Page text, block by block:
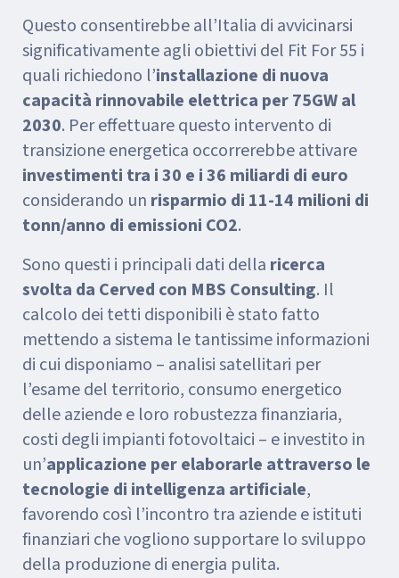
Questo consentirebbe all’Italia di avvicinarsi
significativamente agli obiettivi del Fit For 55 i
quali richiedono l’installazione di nuova
capacità rinnovabile elettrica per 75GW al
2030. Per effettuare questo intervento di
transizione energetica occorrerebbe attivare
investimenti tra i 30 e i 36 miliardi di euro
considerando un risparmio di 11-14 milioni di
tonn/anno di emissioni CO2.
Sono questi i principali dati della ricerca
svolta da Cerved con MBS Consulting. Il
calcolo dei tetti disponibili è stato fatto
mettendo a sistema le tantissime informazioni
di cui disponiamo – analisi satellitari per
l’esame del territorio, consumo energetico
delle aziende e loro robustezza finanziaria,
costi degli impianti fotovoltaici – e investito in
un’applicazione per elaborarle attraverso le
tecnologie di intelligenza artificiale,
favorendo così l’incontro tra aziende e istituti
finanziari che vogliono supportare lo sviluppo
della produzione di energia pulita.